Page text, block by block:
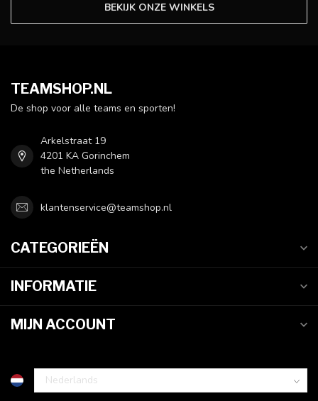
BEKIJK ONZE WINKELS
TEAMSHOP.NL
De shop voor alle teams en sporten!
Arkelstraat 19
4201 KA Gorinchem
the Netherlands
klantenservice@teamshop.nl
CATEGORIEËN
INFORMATIE
MIJN ACCOUNT